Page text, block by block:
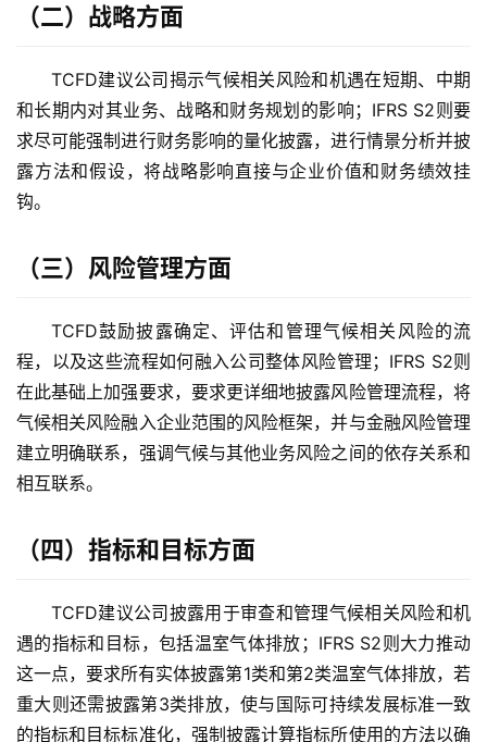
跨
境
资
讯
海
司
海
外
（二）战略方面
TCFD建议公司揭示气候相关风险和机遇在短期、中期
和长期内对其业务、战略和财务规划的影响；IFRS S2则要
求尽可能强制进行财务影响的量化披露，进行情景分析并披
露方法和假设，将战略影响直接与企业价值和财务绩效挂
钩。
（三）风险管理方面
TCFD鼓励披露确定、评估和管理气候相关风险的流
程，以及这些流程如何融入公司整体风险管理；IFRS S2则
在此基础上加强要求，要求更详细地披露风险管理流程，将
气候相关风险融入企业范围的风险框架，并与金融风险管理
建立明确联系，强调气候与其他业务风险之间的依存关系和
相互联系。
（四）指标和目标方面
TCFD建议公司披露用于审查和管理气候相关风险和机
遇的指标和目标，包括温室气体排放；IFRS S2则大力推动
这一点，要求所有实体披露第1类和第2类温室气体排放，若
重大则还需披露第3类排放，使与国际可持续发展标准一致
的指标和目标标准化，强制披露计算指标所使用的方法以确